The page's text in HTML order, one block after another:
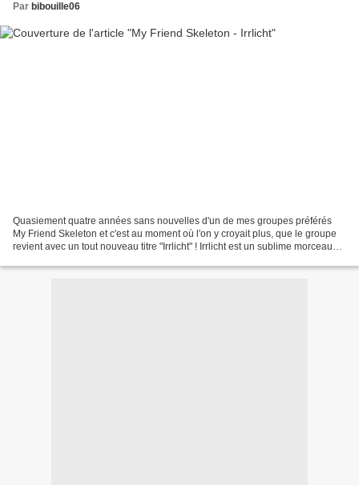
Par bibouille06
Quasiement quatre années sans nouvelles d'un de mes groupes préférés
My Friend Skeleton et c'est au moment où l'on y croyait plus, que le groupe
revient avec un tout nouveau titre "Irrlicht" ! Irrlicht est un sublime morceau